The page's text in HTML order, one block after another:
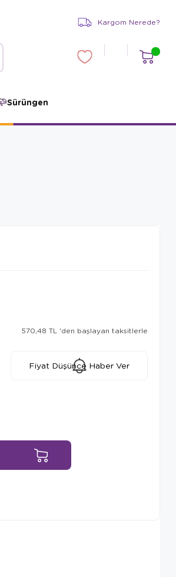
Kargom Nerede?
Sürüngen
570,48 TL 'den başlayan taksitlerle
Fiyat Düşünce Haber Ver